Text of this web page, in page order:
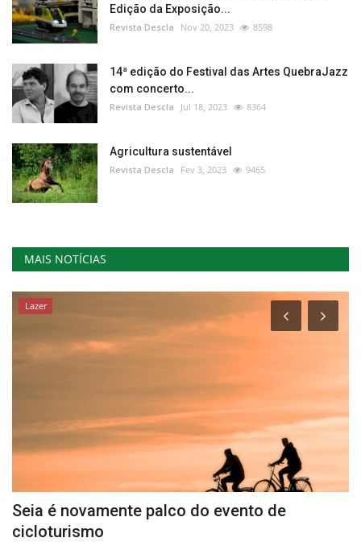
Edição da Exposição...
Revista Descla Nov 20, 2023 8598
14ª edição do Festival das Artes QuebraJazz
com concerto...
Revista Descla Jul 18, 2023 8364
Agricultura sustentável
Revista Descla Fev 3, 2023 9465
MAIS NOTÍCIAS
Lazer
Seia é novamente palco do evento de
cicloturismo